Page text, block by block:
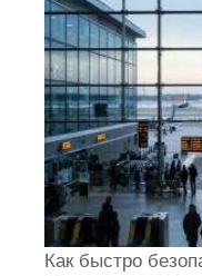
Как быстро